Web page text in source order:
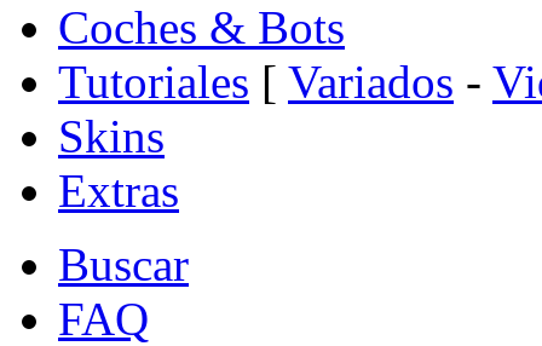
Coches & Bots
Tutoriales [ Variados -
Skins
Extras
Buscar
FAQ